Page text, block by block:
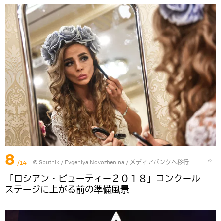
8 /14 © Sputnik / Evgeniya Novozhenina / メディアバンクへ移行
「ロシアン・ビューティー２０１８」コンクール
ステージに上がる前の準備風景